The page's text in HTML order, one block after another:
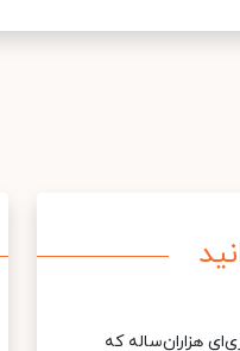
هزاران‌ساله که